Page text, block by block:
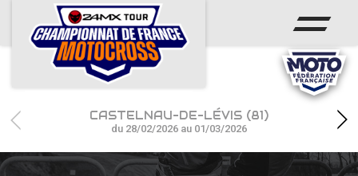
ACCUEIL
ACTUS
CALENDRIER
RÉSULTATS
PHOTOS / WEB TV
CASTELNAU-DE-LÉVIS (81)
du 28/02/2026 au 01/03/2026